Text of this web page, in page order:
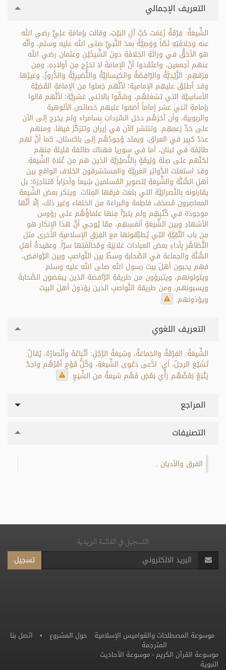
التعريف الإجمالي
الشِّيعَةُ: فِرْقَةٌ زَعَمَت حُبَّ آلِ البَيْتِ، وقالت بإمامَةِ علِيٍّ رضي الله
عنه وخِلافَتِهِ نَصّاً ووَصِيَّةً بعدَ النَّبيِّ صلى الله عليه وسلم، وأنَّه
هو الأحَقُّ في وراثَةِ الخِلافَةِ دونَ الشَّيخَيْنِ وعثمان رضي الله
عنهم أجمعين، واعتَقَدوا أنَّ الإمامَةَ لا تخرُج مِن أولادِهِ، ومِن
فِرَقهِم: الزَّيْدِيَّةُ والرّافِضَةُ والكيسانِيِّةُ والنُّصَيرِيَّةُ والدُّروزُ، وغيرُها.
وقد أطلِقَ عليهِم الإمامية؛ لأنَّهم جَعلوا مِن الإمامَةِ القَضِيَّة
الأساسِيَّة التي تشغلهُم، وسُمُّوا بالاثنى عَشرِيَّة؛ لأنَّهم قالوا
بإمامةِ اثني عشر إماماً أضفوا عليهم خصائص الألوهية
والربوبية، وأن آخرَهُم دخل السِّردابَ بِسامراء ولم يخرج إلى الآن
على حَدِّ زعمِهِم. وتنتشر الآن في إيران وتترَكَّز فيها، ومنهم
عدَدٌ كبِير في العراق، ويمتد وُجودُهُم إلى باكستان، كما أنَّ لهم
طائِفَة في لبنان، أما في سوريا فهناك طائفة قليلة مِنهم
لكنَّهم على صِلَة وَثِيقَةٍ بِالنُّصيْرِيَّة الذين هم مِن غُلاةِ الشِّيعَةِ.
وقد استغلت الدَّوائِر الغربِيَّة والمستشرقون الخلاف الواقع بين
أهلِ السُّنَّة والشِّيعَةِ لِتصوِيرِ المُسلمين شِيعاَ وأحزاباً مُتناحِرَة؛ بل
يقارنونه بِالنَّصرانِيَّة التي بلغت فرقها المِئات. وينكر بعض الشِّيعة
المعاصِرون مُصحَف فاطِمة والبراءَة مِن الخلفاء وغير ذلك، إلّا أنَّها
موجودَة في كُتُبِهِم ولم يتبرَّأ مِنها علماؤُهُم على رؤوس
الأشهادِ وبين الشَّيعَةِ أنفسِهِم، مِمّا يُوحِي أنَّ هذا الإنكار هو
مِن باب التَّقِيَّةِ التي يُطبِّقونها مع الفِرَقِ الإسلامية الأخرى مثل
التَّظاهُرِ بِأداءِ بعض العبادات عَلانِيَة ومُخالَفَتِها سرّاً. وعقيدةُ أهلِ
السُّنَّة والجماعة في الصَّحابةِ وسطٌ بين النَّواصبِ وبين الرَّوافضِ،
فهم يحبون أهلَ بيت رسول الله صلى الله عليه وسلم
ويتولونهم، ويتبرؤون من طريقةِ الرَّافضة الذين يبغضون الصَّحابةَ
ويسبونهم، ومن طريقة النَّواصبِ الذين يؤذونَ أهلَ البيت
ويؤذونهم.
التعريف اللغوي
الشِّيعَةُ: الفِرْقَةُ والجَماعَةُ، وشِيعَةُ الرَّجُلِ: أتْباعُهُ وأنْصارُهُ، يُقالُ:
تَشَيَّعَ الرجلُ، أي: ادَّعى دَعْوى الشِّيعَةِ، وكُلُّ قَوْمٍ أمْرُهُم واحِدٌ
يَتْبَعُ بَعْضُهُم رَأْيَ بَعْضٍ فَهُم شيعةٌ من الشِّيَعِ.
المراجع
التصنيفات
الفرق والأديان
التسجيل في القائمة البريدية
تسجيل
حول المشروع • اتصل بنا موسوعة المصطلحات والقواميس الإسلامية
المترجمة
موسوعة القرآن الكريم -موسوعة الأحاديث
النبوية